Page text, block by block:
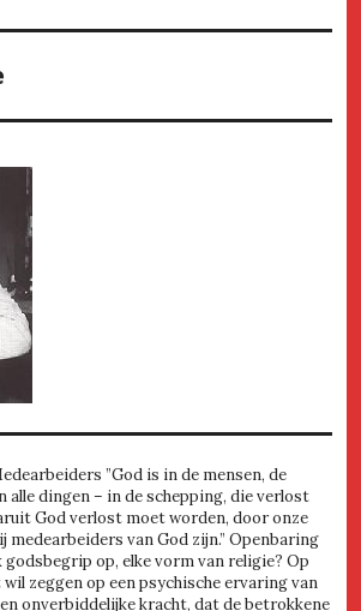
”God is in de mensen, de
alle dingen – in de schepping, die verlost
God verlost moet worden, door onze
medearbeiders van God zijn.” Openbaring
godsbegrip op, elke vorm van religie? Op
zeggen op een psychische ervaring van
onverbiddelijke kracht, dat de betrokkene